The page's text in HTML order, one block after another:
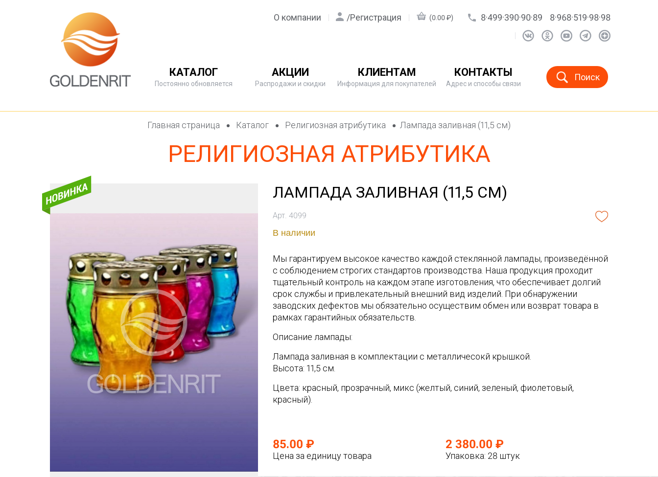
О компании /Регистрация (0.00 ₽) 8·499·390·90·89 8·968·519·98·98
КАТАЛОГ
Постоянно обновляется
АКЦИИ
Распродажи и скидки
КЛИЕНТАМ
Информация для покупателей
КОНТАКТЫ
Адрес и способы связи
Поиск
Главная страница Каталог Религиозная атрибутика Лампада заливная (11,5 см)
РЕЛИГИОЗНАЯ АТРИБУТИКА
ЛАМПАДА ЗАЛИВНАЯ (11,5 СМ)
Арт. 4099
В наличии
Мы гарантируем высокое качество каждой стеклянной лампады, произведённой
с соблюдением строгих стандартов производства. Наша продукция проходит
тщательный контроль на каждом этапе изготовления, что обеспечивает долгий
срок службы и привлекательный внешний вид изделий. При обнаружении
заводских дефектов мы обязательно осуществим обмен или возврат товара в
рамках гарантийных обязательств.
Описание лампады:
Лампада заливная в комплектации с металличесокй крышкой.
Высота: 11,5 см.
Цвета: красный, прозрачный, микс (желтый, синий, зеленый, фиолетовый,
красный).
85.00 ₽
Цена за единицу товара
2 380.00 ₽
Упаковка: 28 штук